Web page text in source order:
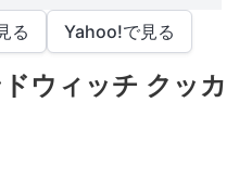
る Yahoo!で見る
ウィッチ クッカ